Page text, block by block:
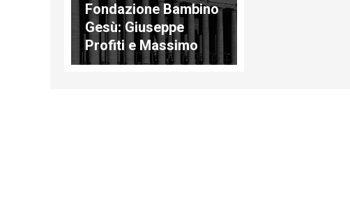
Fondazione Bambino
Gesù: Giuseppe
Profiti e Massimo
Spina rinviati a